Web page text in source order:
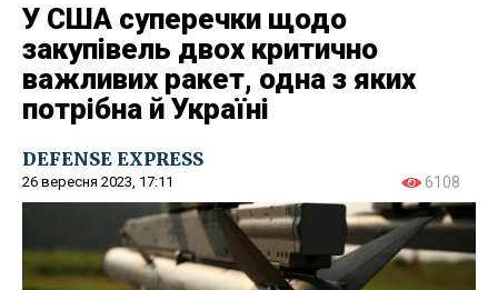
У США суперечки щодо
закупівель двох критично
важливих ракет, одна з яких
потрібна й Україні
DEFENSE EXPRESS
26 вересня 2023, 17:11 6108